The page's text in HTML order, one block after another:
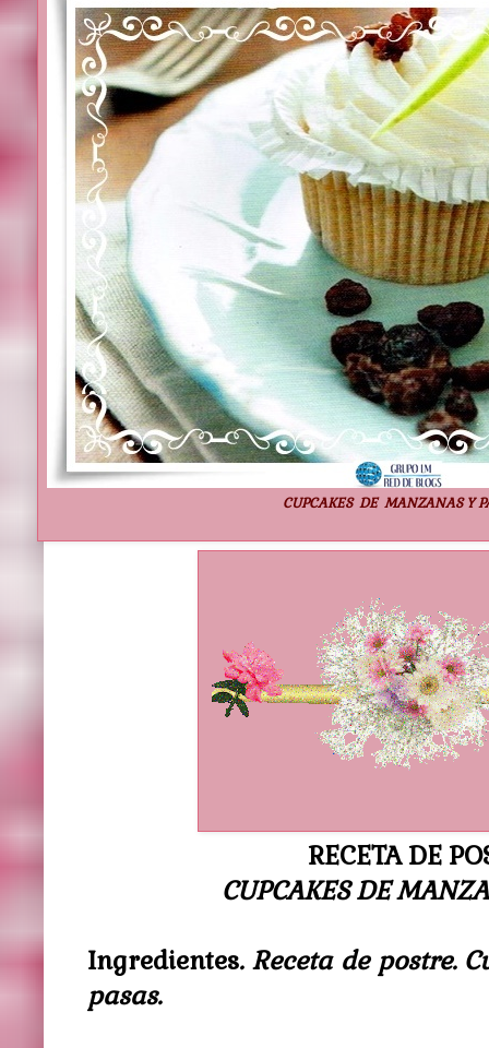
CUPCAKES DE MANZANAS Y
RECETA DE
CUPCAKES DE
Ingredientes. Receta de postre.
pasas.